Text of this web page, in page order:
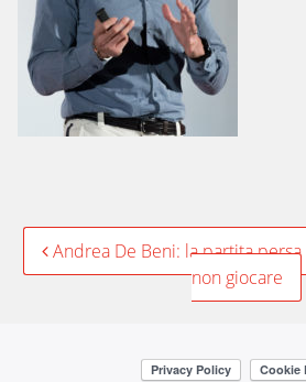
Post
navigation
Andrea De Beni: la partita
non giocare